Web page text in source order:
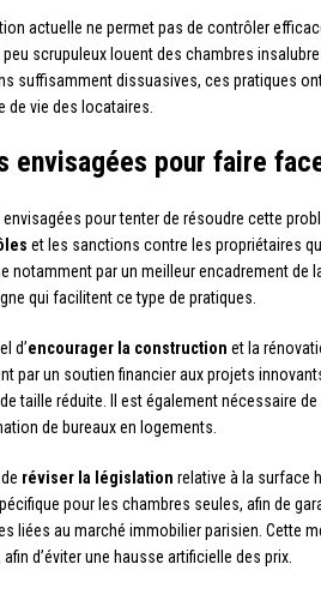
actuelle ne permet pas de contrôler
scrupuleux louent des chambres
suffisamment dissuasives, ces pratiques
de vie des locataires.
envisagées pour faire
pour tenter de résoudre cette
et les sanctions contre les propriétaires
notamment par un meilleur encadrement
qui facilitent ce type de pratiques.
d’encourager la construction et la
par un soutien financier aux projets
taille réduite. Il est également nécessaire
de bureaux en logements.
réviser la législation relative à la surface
pour les chambres seules, afin de
liées au marché immobilier parisien. Cette
d’éviter une hausse artificielle des prix.